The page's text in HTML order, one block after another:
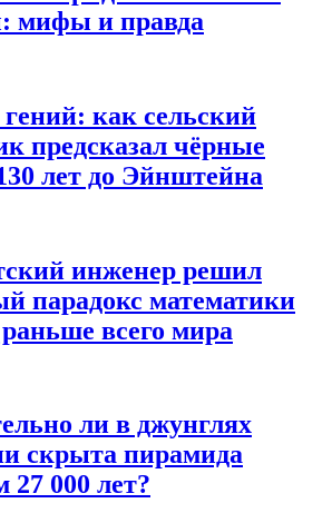
мифы и правда
как сельский
предсказал чёрные
лет до Эйнштейна
инженер решил
парадокс математики
всего мира
ли в джунглях
скрыта пирамида
27 000 лет?